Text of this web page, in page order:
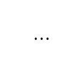
···